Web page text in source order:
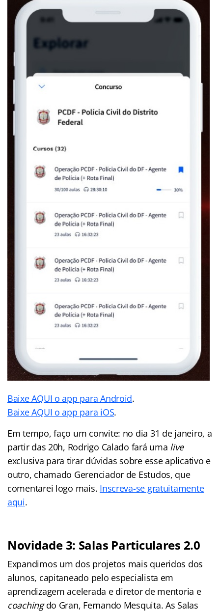
Baixe AQUI o app para Android.
Baixe AQUI o app para iOS.
Em tempo, faço um convite: no dia 31 de janeiro, a
partir das 20h, Rodrigo Calado fará uma live
exclusiva para tirar dúvidas sobre esse aplicativo e
outro, chamado Gerenciador de Estudos, que
comentarei logo mais. Inscreva-se gratuitamente
aqui.
Novidade 3: Salas Particulares 2.0
Expandimos um dos projetos mais queridos dos
alunos, capitaneado pelo especialista em
aprendizagem acelerada e diretor de mentoria e
coachingdo Gran, Fernando Mesquita. As Salas